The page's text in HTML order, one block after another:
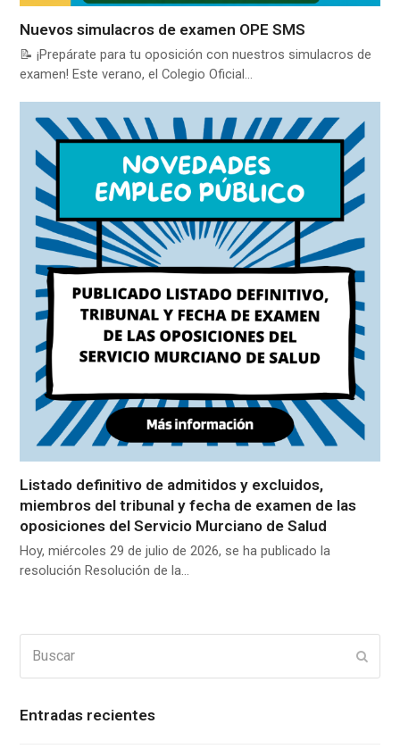
Nuevos simulacros de examen OPE SMS
📝 ¡Prepárate para tu oposición con nuestros simulacros de
examen! Este verano, el Colegio Oficial…
Listado definitivo de admitidos y excluidos,
miembros del tribunal y fecha de examen de las
oposiciones del Servicio Murciano de Salud
Hoy, miércoles 29 de julio de 2026, se ha publicado la
resolución Resolución de la…
Entradas recientes